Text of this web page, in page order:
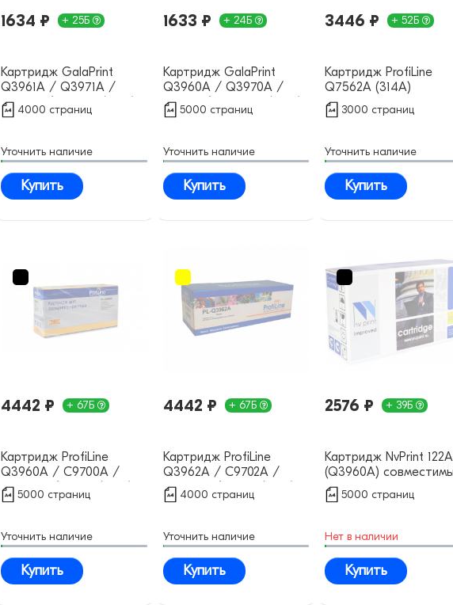
1634 ₽ + 25Б
Картридж GalaPrint
Q3961A / Q3971A /
С9701A / EP-87C (122A)
совместимый
4000 страниц
Уточнить наличие
Купить
1633 ₽ + 24Б
Картридж GalaPrint
Q3960A / Q3970A /
9700A / EP-87 Bk (122A)
совместимый
5000 страниц
Уточнить наличие
Купить
3446 ₽ + 52Б
Картридж ProfiLine
Q7562A (314A)
совместимый
3000 страниц
Уточнить наличие
Купить
4442 ₽ + 67Б
Картридж ProfiLine
Q3960A / C9700A /
Q3970A / EP-87 (122A)
совместимый
5000 страниц
Уточнить наличие
Купить
4442 ₽ + 67Б
Картридж ProfiLine
Q3962A / C9702A /
Q3972A / EP-87 (122A)
совместимый
4000 страниц
Уточнить наличие
Купить
2576 ₽ + 39Б
Картридж NvPrint 122A
(Q3960A)
5000 страниц
Нет в наличии
Купить